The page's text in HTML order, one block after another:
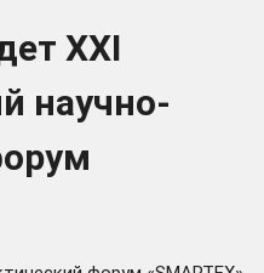
XXI
научно-